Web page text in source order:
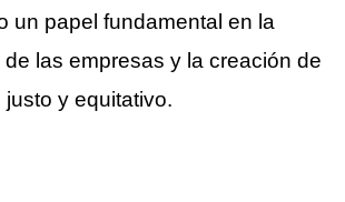
un papel fundamental en la
las empresas y la creación de
y equitativo.